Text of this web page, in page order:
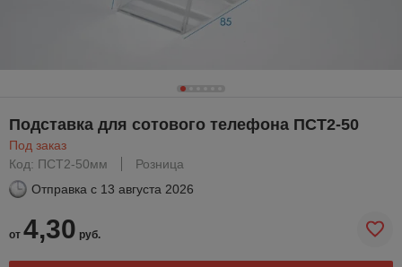
Подставка для сотового телефона ПСТ2-50
Под заказ
Код: ПСТ2-50мм
Розница
Отправка с 13 августа 2026
от 4,30 руб.